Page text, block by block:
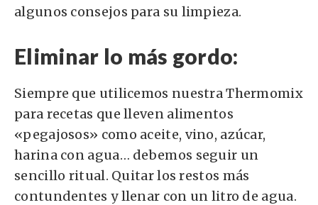
algunos consejos para su limpieza.
Eliminar lo más gordo:
Siempre que utilicemos nuestra Thermomix
para recetas que lleven alimentos
«pegajosos» como aceite, vino, azúcar,
harina con agua… debemos seguir un
sencillo ritual. Quitar los restos más
contundentes y llenar con un litro de agua.